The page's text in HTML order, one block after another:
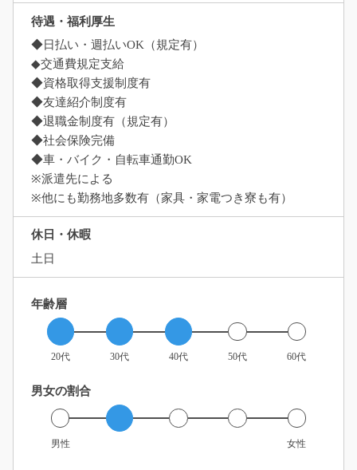
待遇・福利厚生
◆日払い・週払いOK（規定有）
◆交通費規定支給
◆資格取得支援制度有
◆友達紹介制度有
◆退職金制度有（規定有）
◆社会保険完備
◆車・バイク・自転車通勤OK
※派遣先による
※他にも勤務地多数有（家具・家電つき寮も有）
休日・休暇
土日
年齢層
20代 30代 40代 50代 60代
男女の割合
男性 女性